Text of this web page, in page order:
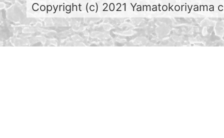
Copyright (c) 2021 Yamatokoriyama